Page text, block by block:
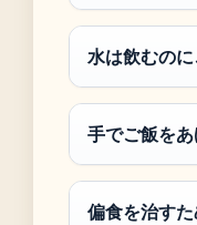
水は飲むの
手でご飯を
偏食を治す